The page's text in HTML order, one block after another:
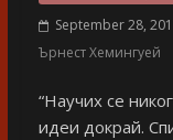
разказ
September 28,
Ърнест Хемингуей
“Научих се
идеи докрай.